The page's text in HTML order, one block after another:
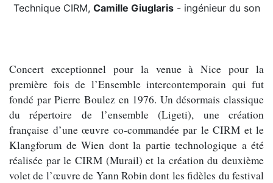
Technique CIRM, Camille Giuglaris- ingénieur du son
Concert exceptionnel pour la venue à Nice pour la
première fois de l’Ensemble intercontemporain qui fut
fondé par Pierre Boulez en 1976. Un désormais classique
du répertoire de l’ensemble (Ligeti), une création
française d’une œuvre co-commandée par le CIRM et le
Klangforum de Wien dont la partie technologique a été
réalisée par le CIRM (Murail) et la création du deuxième
volet de l’œuvre de Yann Robin dont les fidèles du festival